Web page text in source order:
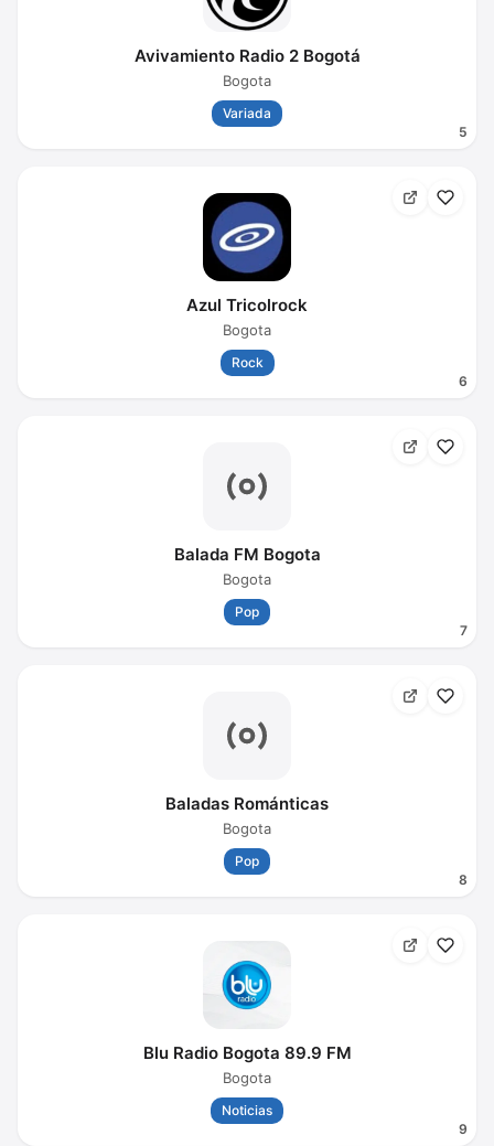
5
Avivamiento Radio 2 Bogotá
Bogota
Variada
6
Azul Tricolrock
Bogota
Rock
7
Balada FM Bogota
Bogota
Pop
8
Baladas Románticas
Bogota
Pop
9
Blu Radio Bogota 89.9 FM
Bogota
Noticias